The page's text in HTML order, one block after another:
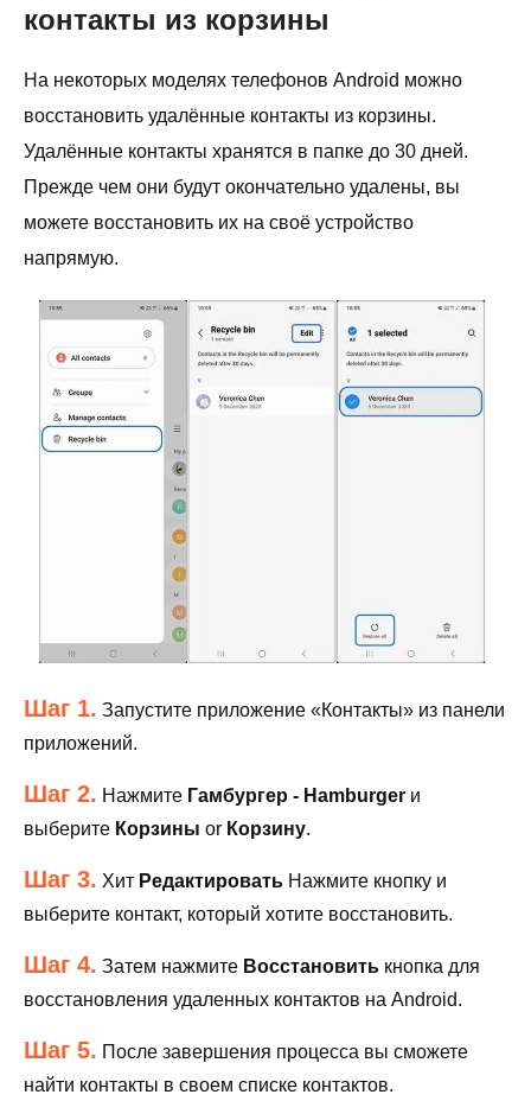
контакты из корзины
На некоторых моделях телефонов Android можно
восстановить удалённые контакты из корзины.
Удалённые контакты хранятся в папке до 30 дней.
Прежде чем они будут окончательно удалены, вы
можете восстановить их на своё устройство
напрямую.
Шаг 1. Запустите приложение «Контакты» из панели
приложений.
Шаг 2. Нажмите Гамбургер - Hamburger и
выберите Корзины or Корзину.
Шаг 3. Хит Редактировать Нажмите кнопку и
выберите контакт, который хотите восстановить.
Шаг 4. Затем нажмите Восстановить кнопка для
восстановления удаленных контактов на Android.
Шаг 5. После завершения процесса вы сможете
найти контакты в своем списке контактов.